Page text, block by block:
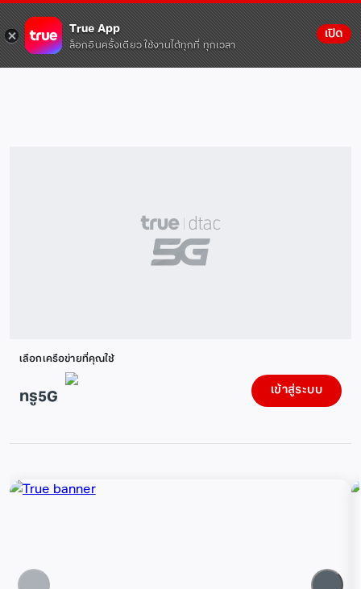
True App
ล็อกอินครั้งเดียว ใช้งานได้ทุกที่ ทุกเวลา
เปิด
เลือกเครือข่ายที่คุณใช้
ทรู5G เข้าสู่ระบบ